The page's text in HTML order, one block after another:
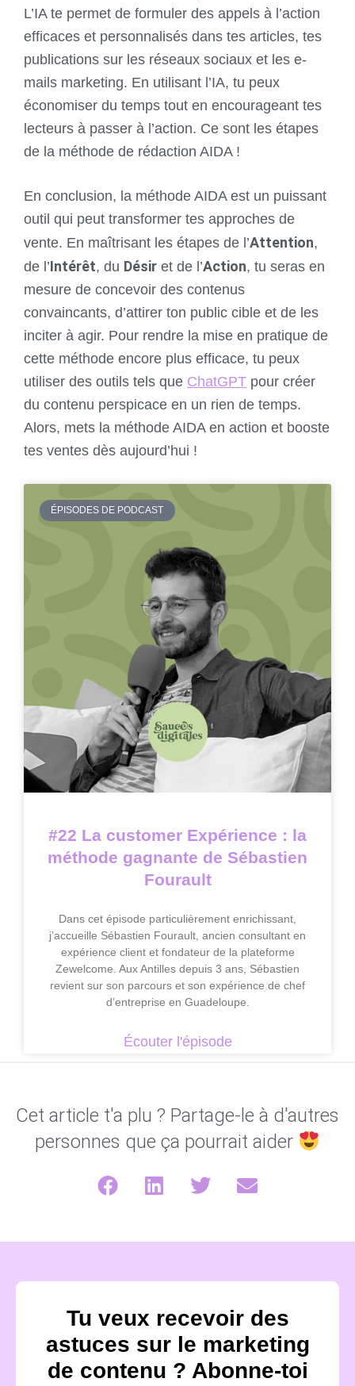
L’IA te permet de formuler des appels à l’action
efficaces et personnalisés dans tes articles, tes
publications sur les réseaux sociaux et les e-
mails marketing. En utilisant l’IA, tu peux
économiser du temps tout en encourageant tes
lecteurs à passer à l’action. Ce sont les étapes
de la méthode de rédaction AIDA !
En conclusion, la méthode AIDA est un puissant
outil qui peut transformer tes approches de
vente. En maîtrisant les étapes de l’Attention,
de l’Intérêt, du Désir et de l’Action, tu seras en
mesure de concevoir des contenus
convaincants, d’attirer ton public cible et de les
inciter à agir. Pour rendre la mise en pratique de
cette méthode encore plus efficace, tu peux
utiliser des outils tels que ChatGPT pour créer
du contenu perspicace en un rien de temps.
Alors, mets la méthode AIDA en action et booste
tes ventes dès aujourd’hui !
ÉPISODES DE PODCAST
#22 La customer Expérience : la
méthode gagnante de Sébastien
Fourault
Dans cet épisode particulièrement enrichissant,
j’accueille Sébastien Fourault, ancien consultant en
expérience client et fondateur de la plateforme
Zewelcome. Aux Antilles depuis 3 ans, Sébastien
revient sur son parcours et son expérience de chef
d’entreprise en Guadeloupe.
Écouter l'épisode
Cet article t'a plu ? Partage-le à d'autres
personnes que ça pourrait aider
Tu veux recevoir des
astuces sur le marketing
de contenu ? Abonne-toi